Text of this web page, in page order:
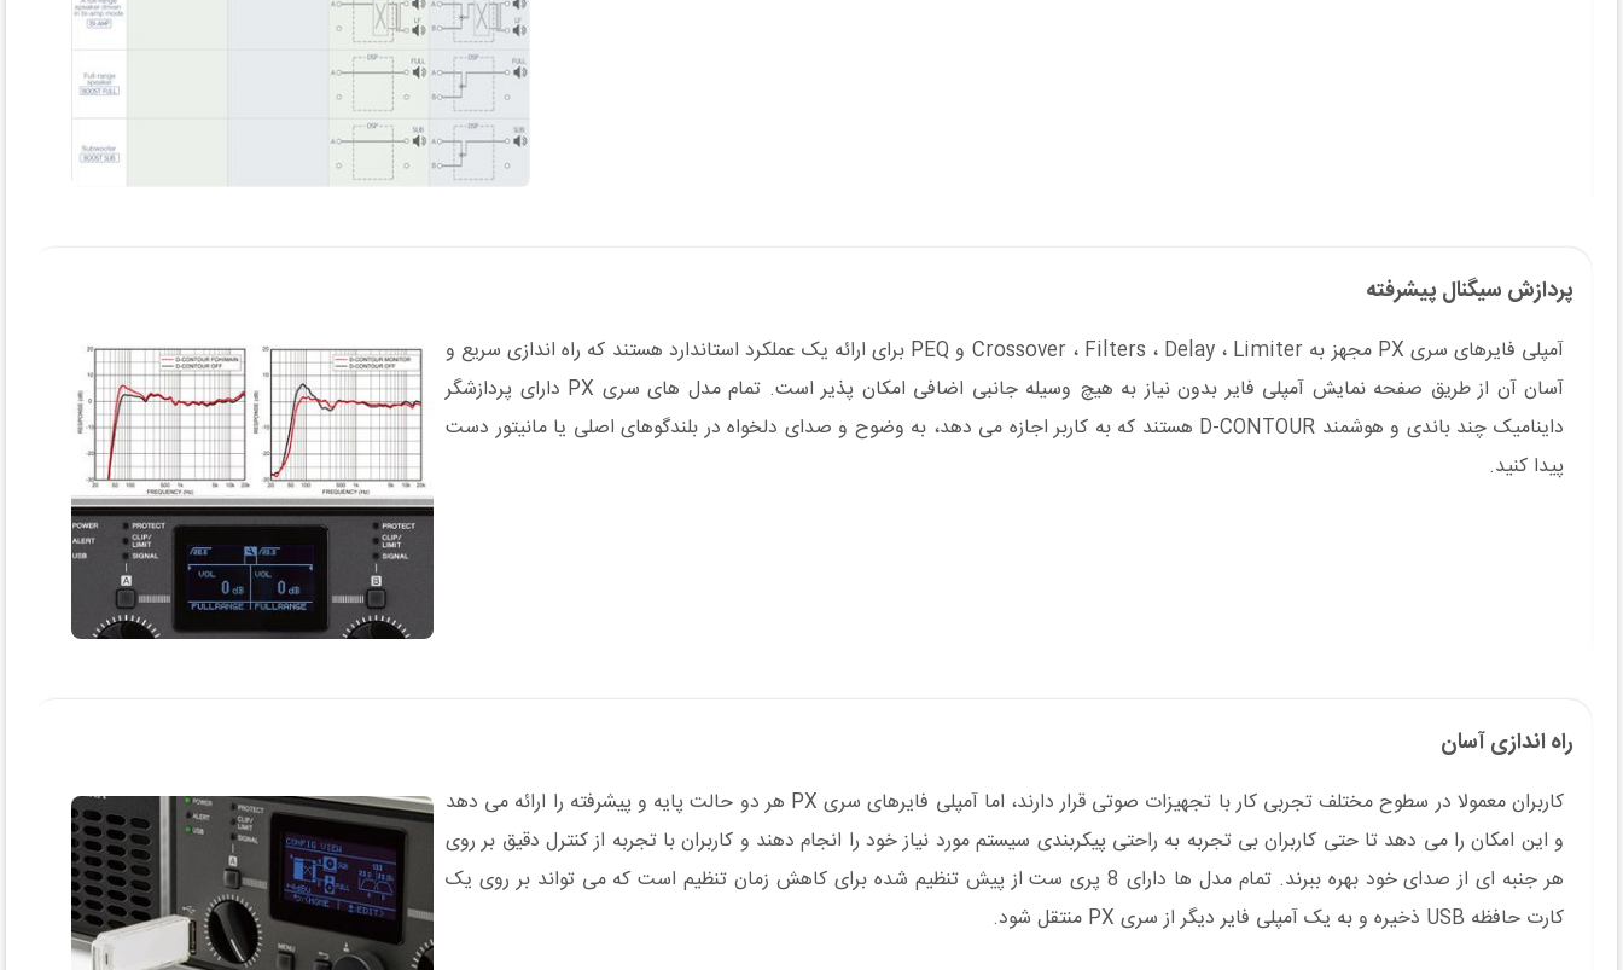
پردازش سیگنال پیشرفته
آمپلی فایرهای سری PX مجهز به Crossover ، Filters ، Delay ، Limiter و PEQ برای ارائه یک عملکرد استاندارد هستند که راه اندازی سریع و
آسان آن از طریق صفحه نمایش آمپلی فایر بدون نیاز به هیچ وسیله جانبی اضافی امکان پذیر است. تمام مدل های سری PX دارای پردازشگر
داینامیک چند باندی و هوشمند D-CONTOUR هستند که به کاربر اجازه می دهد، به وضوح و صدای دلخواه در بلندگوهای اصلی یا مانیتور دست
پیدا کنید.
راه اندازی آسان
کاربران معمولا در سطوح مختلف تجربی کار با تجهیزات صوتی قرار دارند، اما آمپلی فایرهای سری PX هر دو حالت پایه و پیشرفته را ارائه می دهد
و این امکان را می دهد تا حتی کاربران بی تجربه به راحتی پیکربندی سیستم مورد نیاز خود را انجام دهند و کاربران با تجربه از کنترل دقیق بر روی
هر جنبه ای از صدای خود بهره ببرند. تمام مدل ها دارای 8 پری ست از پیش تنظیم شده برای کاهش زمان تنظیم است که می تواند بر روی یک
کارت حافظه USB ذخیره و به یک آمپلی فایر دیگر از سری PX منتقل شود.